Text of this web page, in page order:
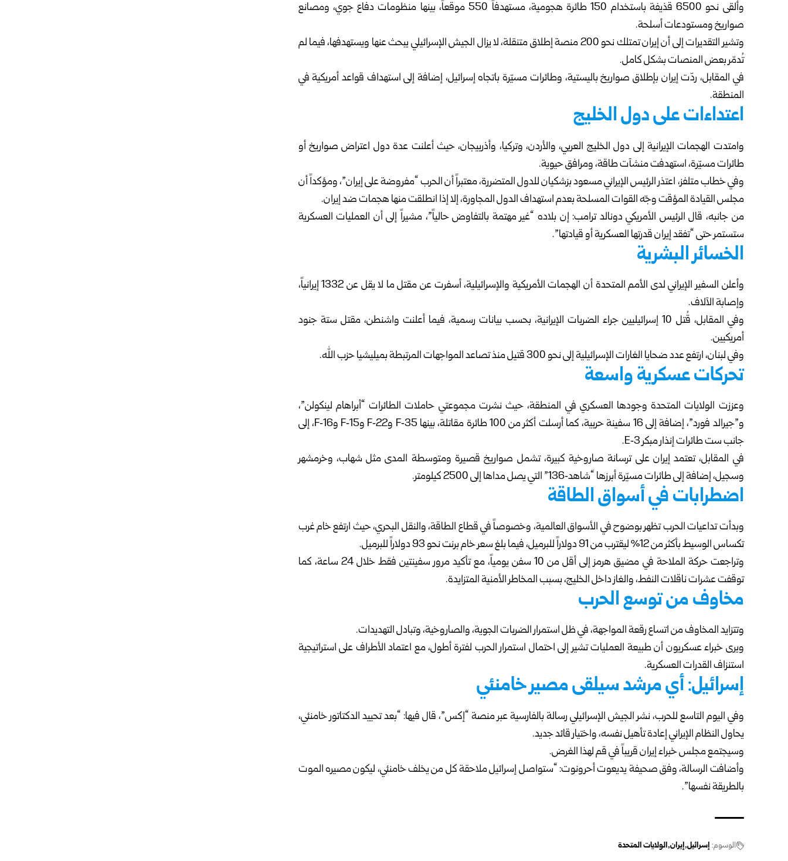
وألقى نحو 6500 قذيفة باستخدام 150 طائرة هجومية، مستهدفاً 550 موقعاً، بينها منظومات دفاع جوي، ومصانع
صواريخ ومستودعات أسلحة.
وتشير التقديرات إلى أن إيران تمتلك نحو 200 منصة إطلاق متنقلة، لا يزال الجيش الإسرائيلي يبحث عنها ويستهدفها، فيما لم
تُدمّر بعض المنصات بشكل كامل.
في المقابل، ردّت إيران بإطلاق صواريخ باليستية، وطائرات مسيّرة باتجاه إسرائيل، إضافة إلى استهداف قواعد أمريكية في
المنطقة.
اعتداءات على دول الخليج
وامتدت الهجمات الإيرانية إلى دول الخليج العربي، والأردن، وتركيا، وأذربيجان، حيث أعلنت عدة دول اعتراض صواريخ أو
طائرات مسيّرة، استهدفت منشآت طاقة، ومرافق حيوية.
وفي خطاب متلفز، اعتذر الرئيس الإيراني مسعود بزشكيان للدول المتضررة، معتبراً أن الحرب “مفروضة على إيران”، ومؤكداً أن
مجلس القيادة المؤقت وجّه القوات المسلحة بعدم استهداف الدول المجاورة، إلا إذا انطلقت منها هجمات ضد إيران.
من جانبه، قال الرئيس الأمريكي دونالد ترامب: إن بلاده “غير مهتمة بالتفاوض حالياً”، مشيراً إلى أن العمليات العسكرية
ستستمر حتى “تفقد إيران قدرتها العسكرية أو قيادتها”.
الخسائر البشرية
وأعلن السفير الإيراني لدى الأمم المتحدة أن الهجمات الأمريكية والإسرائيلية، أسفرت عن مقتل ما لا يقل عن 1332 إيرانياً،
وإصابة الآلاف.
وفي المقابل، قُتل 10 إسرائيليين جراء الضربات الإيرانية، بحسب بيانات رسمية، فيما أعلنت واشنطن، مقتل ستة جنود
أمريكيين.
وفي لبنان، ارتفع عدد ضحايا الغارات الإسرائيلية إلى نحو 300 قتيل منذ تصاعد المواجهات المرتبطة بميليشيا حزب الله.
تحركات عسكرية واسعة
وعززت الولايات المتحدة وجودها العسكري في المنطقة، حيث نشرت مجموعتي حاملات الطائرات “أبراهام لينكولن”،
و”جيرالد فورد”، إضافة إلى 16 سفينة حربية، كما أرسلت أكثر من 100 طائرة مقاتلة، بينها F‑35 وF‑22 وF‑15 وF‑16، إلى
جانب ست طائرات إنذار مبكر E‑3.
في المقابل، تعتمد إيران على ترسانة صاروخية كبيرة، تشمل صواريخ قصيرة ومتوسطة المدى مثل شهاب، وخرمشهر
وسجيل، إضافة إلى طائرات مسيّرة أبرزها “شاهد‑136” التي يصل مداها إلى 2500 كيلومتر.
اضطرابات في أسواق الطاقة
وبدأت تداعيات الحرب تظهر بوضوح في الأسواق العالمية، وخصوصاً في قطاع الطاقة، والنقل البحري، حيث ارتفع خام غرب
تكساس الوسيط بأكثر من 12% ليقترب من 91 دولاراً للبرميل، فيما بلغ سعر خام برنت نحو 93 دولاراً للبرميل.
وتراجعت حركة الملاحة في مضيق هرمز إلى أقل من 10 سفن يومياً، مع تأكيد مرور سفينتين فقط خلال 24 ساعة، كما
توقفت عشرات ناقلات النفط، والغاز داخل الخليج، بسبب المخاطر الأمنية المتزايدة.
مخاوف من توسع الحرب
وتتزايد المخاوف من اتساع رقعة المواجهة، في ظل استمرار الضربات الجوية، والصاروخية، وتبادل التهديدات.
ويرى خبراء عسكريون أن طبيعة العمليات تشير إلى احتمال استمرار الحرب لفترة أطول، مع اعتماد الأطراف على استراتيجية
استنزاف القدرات العسكرية.
إسرائيل: أي مرشد سيلقى مصير خامنئي
وفي اليوم التاسع للحرب، نشر الجيش الإسرائيلي رسالة بالفارسية عبر منصة “إكس”، قال فيها: “بعد تحييد الدكتاتور خامنئي،
يحاول النظام الإيراني إعادة تأهيل نفسه، واختيار قائد جديد.
وسيجتمع مجلس خبراء إيران قريباً في قم لهذا الغرض.
وأضافت الرسالة، وفق صحيفة يديعوت أحرونوت: “ستواصل إسرائيل ملاحقة كل من يخلف خامنئي، ليكون مصيره الموت
بالطريقة نفسها”.
الوسوم: إسرائيل إيران الولايات المتحدة